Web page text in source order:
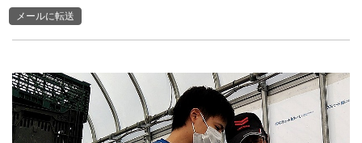
メールに転送